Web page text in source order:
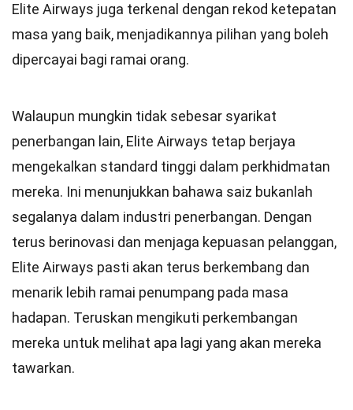
Elite Airways juga terkenal dengan rekod ketepatan
masa yang baik, menjadikannya pilihan yang boleh
dipercayai bagi ramai orang.
Walaupun mungkin tidak sebesar syarikat
penerbangan lain, Elite Airways tetap berjaya
mengekalkan standard tinggi dalam perkhidmatan
mereka. Ini menunjukkan bahawa saiz bukanlah
segalanya dalam industri penerbangan. Dengan
terus berinovasi dan menjaga kepuasan pelanggan,
Elite Airways pasti akan terus berkembang dan
menarik lebih ramai penumpang pada masa
hadapan. Teruskan mengikuti perkembangan
mereka untuk melihat apa lagi yang akan mereka
tawarkan.